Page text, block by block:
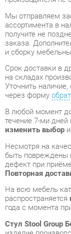
и сборку
Срок доставки в
на складах
Уточнить наличие,
через форму
течение 7-ми дней
изменить выбор
Несмотря на
дефект при
Повторная
На всю мебель
распространяется
года с момента
Стул Stool Group
изделие
современному
Надеемся, вы
будем рады, если
использования,
будущим